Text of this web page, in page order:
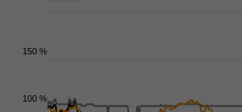
100 %
150 %